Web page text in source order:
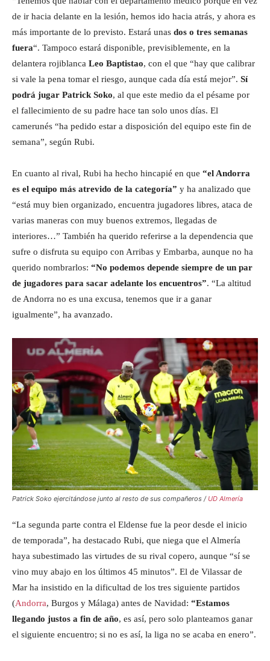
de ir hacia delante en la lesión, hemos ido hacia atrás, y ahora es
más importante de lo previsto. Estará unas dos o tres semanas
fuera“. Tampoco estará disponible, previsiblemente, en la
delantera rojiblanca Leo Baptistao, con el que “hay que calibrar
si vale la pena tomar el riesgo, aunque cada día está mejor”. Sí
podrá jugar Patrick Soko, al que este medio da el pésame por
el fallecimiento de su padre hace tan solo unos días. El
camerunés “ha pedido estar a disposición del equipo este fin de
semana”, según Rubi.
En cuanto al rival, Rubi ha hecho hincapié en que “el Andorra
es el equipo más atrevido de la categoría” y ha analizado que
“está muy bien organizado, encuentra jugadores libres, ataca de
varias maneras con muy buenos extremos, llegadas de
interiores…” También ha querido referirse a la dependencia que
sufre o disfruta su equipo con Arribas y Embarba, aunque no ha
querido nombrarlos: “No podemos depende siempre de un par
de jugadores para sacar adelante los encuentros”. “La altitud
de Andorra no es una excusa, tenemos que ir a ganar
igualmente”, ha avanzado.
Patrick Soko ejercitándose junto al resto de sus compañeros / UD Almería
“La segunda parte contra el Eldense fue la peor desde el inicio
de temporada”, ha destacado Rubi, que niega que el Almería
haya subestimado las virtudes de su rival copero, aunque “sí se
vino muy abajo en los últimos 45 minutos”. El de Vilassar de
Mar ha insistido en la dificultad de los tres siguiente partidos
(Andorra, Burgos y Málaga) antes de Navidad: “Estamos
llegando justos a fin de año, es así, pero solo planteamos ganar
el siguiente encuentro; si no es así, la liga no se acaba en enero”.